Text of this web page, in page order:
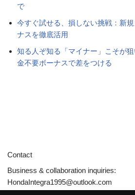
で
今すぐ試せる、損しない挑戦：新
ナスを徹底活用
知る人ぞ知る「マイナー」こそが
金不要ボーナスで差をつける
Contact
Business & collaboration inquiries:
HondaIntegra1995@outlook.com